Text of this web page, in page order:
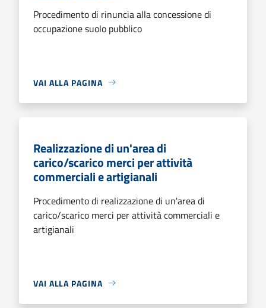
Procedimento di rinuncia alla concessione di
occupazione suolo pubblico
VAI ALLA PAGINA
Realizzazione di un'area di
carico/scarico merci per attività
commerciali e artigianali
Procedimento di realizzazione di un'area di
carico/scarico merci per attività commerciali e
artigianali
VAI ALLA PAGINA